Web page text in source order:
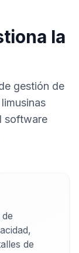
la
gestión de
software
de